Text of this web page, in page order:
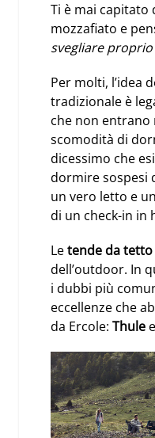
Ti è mai
mozzafiato e
svegliare
Per molti, l’idea
tradizionale è
che non entrano
scomodità di
dicessimo che
dormire sospesi
un vero letto e
di un check-in in
Letende da tetto
dell’outdoor. In
i dubbi più
eccellenze che
da Ercole: Thule e